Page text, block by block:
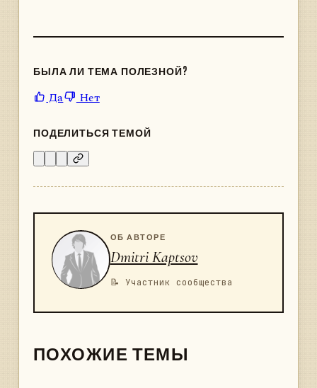
БЫЛА ЛИ ТЕМА ПОЛЕЗНОЙ?
Да Нет
ПОДЕЛИТЬСЯ ТЕМОЙ
ОБ АВТОРЕ
Dmitri Kaptsov
📝 Участник сообщества
ПОХОЖИЕ ТЕМЫ